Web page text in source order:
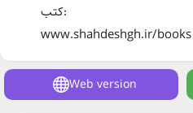
کتب:
www.shahdeshgh.ir/books
Web version